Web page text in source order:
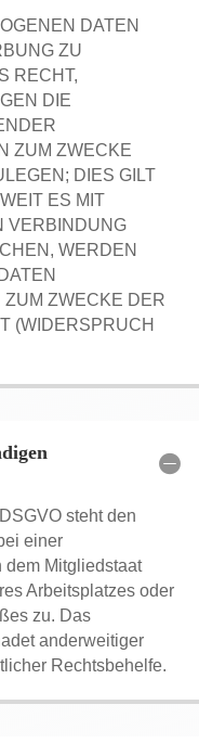
DATEN
ZU
RECHT,
DIE
ZUM ZWECKE
DIES GILT
ES MIT
VERBINDUNG
WERDEN
ZWECKE DER
(WIDERSPRUCH
steht den
einer
dem Mitgliedstaat
Arbeitsplatzes oder
zu. Das
anderweitiger
Rechtsbehelfe.